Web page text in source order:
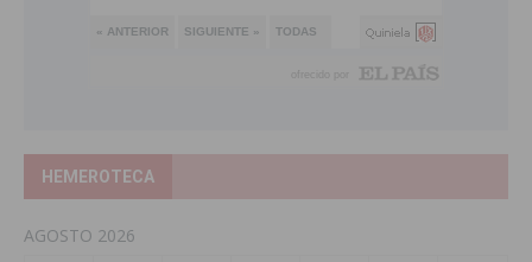
HEMEROTECA
AGOSTO 2026